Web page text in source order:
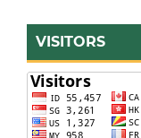
VISITORS